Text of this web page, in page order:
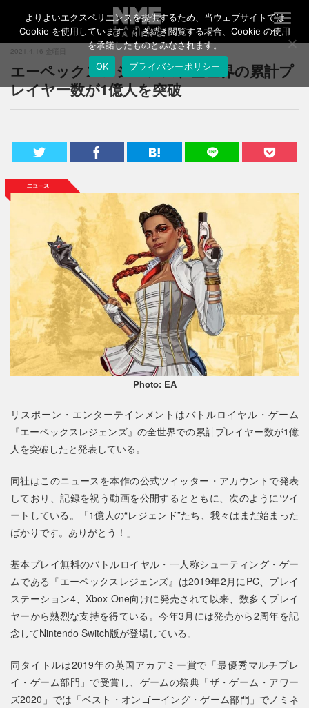
T
o
g
l
a
a
n
2021.4.16 金曜日
エーペックスレジェンズ、全世界の累計プ
レイヤー数が1億人を突破
Photo: EA
リスポーン・エンターテインメントはバトルロイヤル・ゲーム
『エーペックスレジェンズ』の全世界での累計プレイヤー数が1億
人を突破したと発表している。
同社はこのニュースを本作の公式ツイッター・アカウントで発表
しており、記録を祝う動画を公開するとともに、次のようにツイ
ートしている。「1億人の“レジェンド”たち、我々はまだ始まった
ばかりです。ありがとう！」
基本プレイ無料のバトルロイヤル・一人称シューティング・ゲー
ムである『エーペックスレジェンズ』は2019年2月にPC、プレイ
ステーション4、Xbox One向けに発売されて以来、数多くプレイ
ヤーから熱烈な支持を得ている。今年3月には発売から2周年を記
念してNintendo Switch版が登場している。
同タイトルは2019年の英国アカデミー賞で「最優秀マルチプレ
イ・ゲーム部門」で受賞し、ゲームの祭典「ザ・ゲーム・アワー
ズ2020」では「ベスト・オンゴーイング・ゲーム部門」でノミネ
よりよいエクスペリエンスを提供するため、当ウェブサイトでは
Cookie を使用しています。引き続き閲覧する場合、Cookie の使用
を承諾したものとみなされます。
OK
プライバシーポリシー